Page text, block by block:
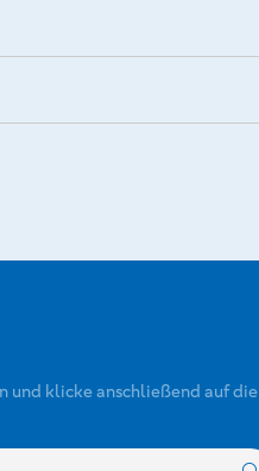
und klicke anschließend auf die